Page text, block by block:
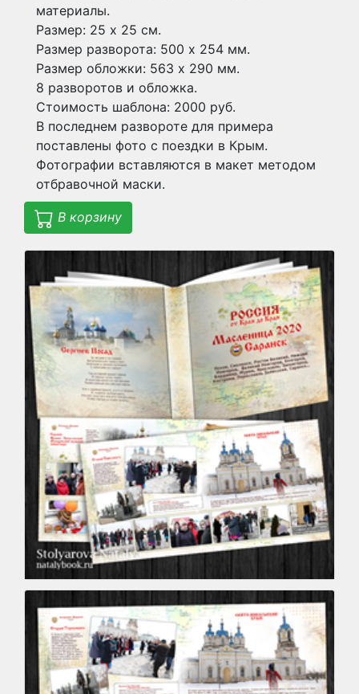
материалы.
Размер: 25 х 25 см.
Размер разворота: 500 х 254 мм.
Размер обложки: 563 х 290 мм.
8 разворотов и обложка.
Стоимость шаблона: 2000 руб.
В последнем развороте для примера
поставлены фото с поездки в Крым.
Фотографии вставляются в макет методом
отбравочной маски.
В корзину